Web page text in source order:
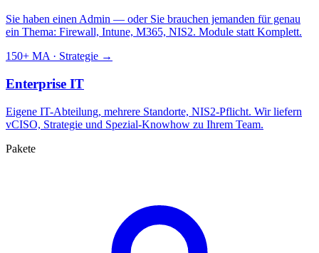
Sie haben einen Admin — oder Sie brauchen jemanden für genau
ein Thema: Firewall, Intune, M365, NIS2. Module statt Komplett.
150+ MA · Strategie →
Enterprise IT
Eigene IT-Abteilung, mehrere Standorte, NIS2-Pflicht. Wir liefern
vCISO, Strategie und Spezial-Knowhow zu Ihrem Team.
Pakete